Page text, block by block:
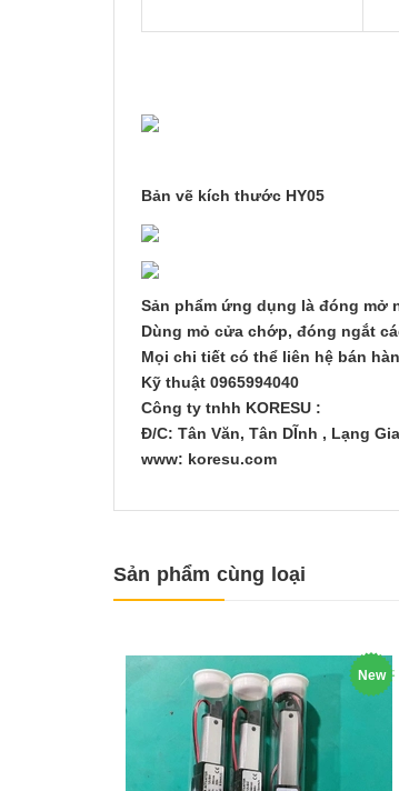
Bản vẽ kích thước HY05
Sản phẩm ứng dụng là đóng mở
Dùng mỏ cửa chớp, đóng ngắt
Mọi chi tiết có thể liên hệ bán
Kỹ thuật 0965994040
Công ty tnhh KORESU :
Đ/C: Tân Văn, Tân DĨnh , Lạng
www: koresu.com
Sản phẩm cùng loại
New